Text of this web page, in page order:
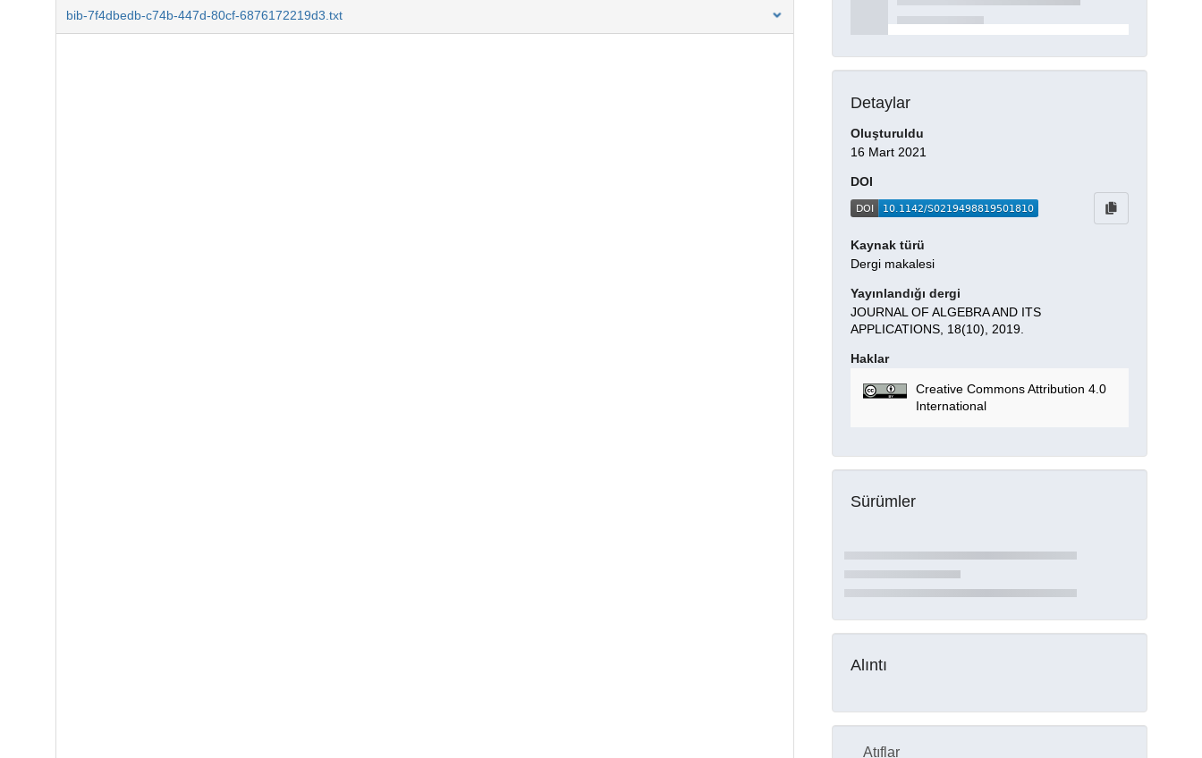
bib-7f4dbedb-c74b-447d-80cf-6876172219d3.txt
Detaylar
Oluşturuldu
16 Mart 2021
DOI
Kaynak türü
Dergi makalesi
Yayınlandığı dergi
JOURNAL OF ALGEBRA AND ITS
APPLICATIONS, 18(10), 2019.
Haklar
Creative Commons Attribution 4.0
International
Sürümler
Alıntı
Atıflar